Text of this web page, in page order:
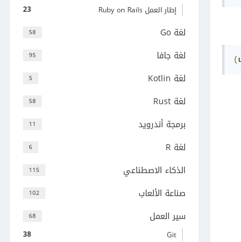
(
23 إطار العمل Ruby on Rails
58 لغة Go
95 لغة جافا
5 لغة Kotlin
58 لغة Rust
11 برمجة أندرويد
6 لغة R
115 الذكاء الاصطناعي
102 صناعة الألعاب
68 سير العمل
38 Git